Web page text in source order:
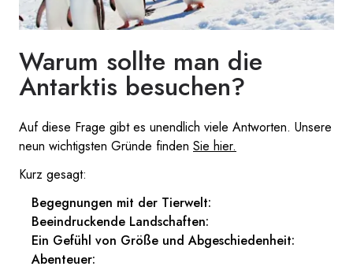
Warum sollte man die
Antarktis besuchen?
Auf diese Frage gibt es unendlich viele Antworten. Unsere
neun wichtigsten Gründe finden Sie hier.
Kurz gesagt:
Begegnungen mit der Tierwelt:
Beeindruckende Landschaften:
Ein Gefühl von Größe und Abgeschiedenheit:
Abenteuer: